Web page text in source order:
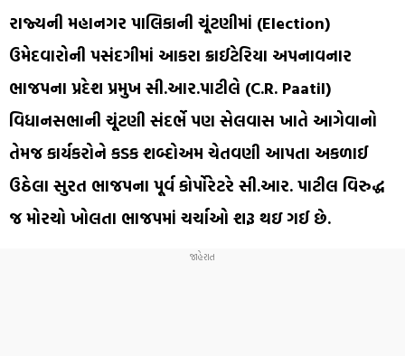
રાજ્યની મહાનગર પાલિકાની ચૂંટણીમાં (Election)
ઉમેદવારોની પસંદગીમાં આકરા ક્રાઈટેરિયા અપનાવનાર
ભાજપના પ્રદેશ પ્રમુખ સી.આર.પાટીલે (C.R. Paatil)
વિધાનસભાની ચૂંટણી સંદર્ભે પણ સેલવાસ ખાતે આગેવાનો
તેમજ કાર્યકરોને કડક શબ્દોઅમ ચેતવણી આપતા અકળાઈ
ઉઠેલા સુરત ભાજપના પૂર્વ કોર્પોરેટરે સી.આર. પાટીલ વિરુદ્ધ
જ મોરચો ખોલતા ભાજપમાં ચર્ચાઓ શરૂ થઇ ગઈ છે.